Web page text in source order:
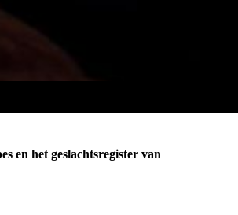
en het geslachtsregister van